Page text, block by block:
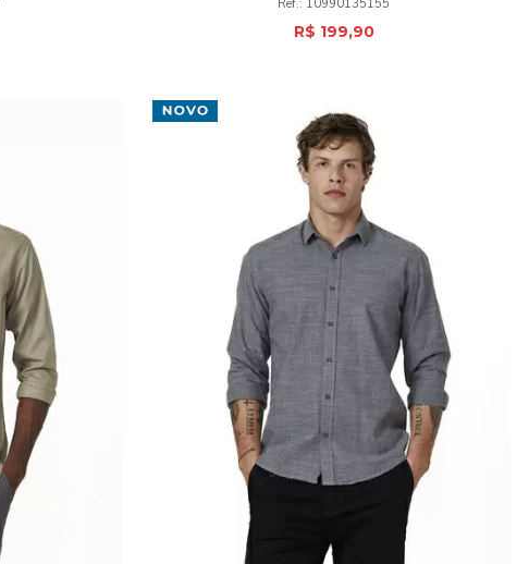
COMPRAR
10990135155
R$ 199,90